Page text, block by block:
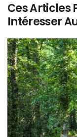
Ces Articles
Intéresser